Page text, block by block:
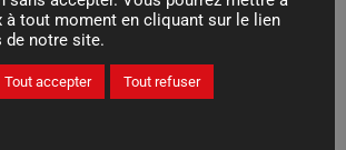
à tout moment en cliquant sur le lien
de notre site.
Tout accepter Tout refuser